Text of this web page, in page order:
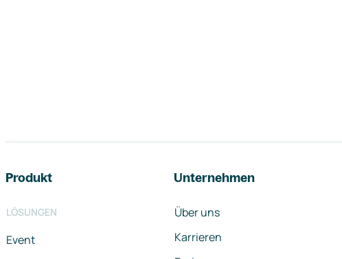
Produkt
LÖSUNGEN
Event
Unternehmen
Über uns
Karrieren